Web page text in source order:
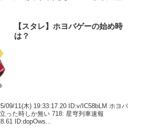
【スタレ】ホヨバゲーの始め時
は？
09/11(木) 19:33:17.20 ID:v/IC58bLM ホヨバ
った時しか無い 718: 星穹列車速報
ID:dopOws...